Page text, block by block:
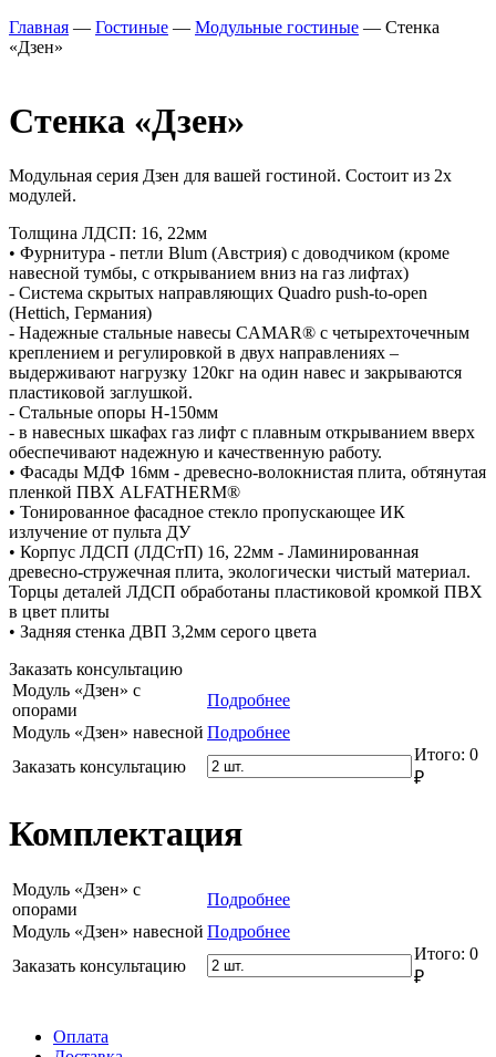
Главная — Гостиные — Модульные гостиные — Стенка
«Дзен»
Стенка «Дзен»
Модульная серия Дзен для вашей гостиной. Состоит из 2х
модулей.
Толщина ЛДСП: 16, 22мм
• Фурнитура - петли Blum (Австрия) с доводчиком (кроме
навесной тумбы, с открыванием вниз на газ лифтах)
- Система скрытых направляющих Quadro push-to-open
(Hettich, Германия)
- Надежные стальные навесы CAMAR® с четырехточечным
креплением и регулировкой в двух направлениях –
выдерживают нагрузку 120кг на один навес и закрываются
пластиковой заглушкой.
- Стальные опоры H-150мм
- в навесных шкафах газ лифт с плавным открыванием вверх
обеспечивают надежную и качественную работу.
• Фасады МДФ 16мм - древесно-волокнистая плита, обтянутая
пленкой ПВХ ALFATHERM®
• Тонированное фасадное стекло пропускающее ИК
излучение от пульта ДУ
• Корпус ЛДСП (ЛДСтП) 16, 22мм - Ламинированная
древесно-стружечная плита, экологически чистый материал.
Торцы деталей ЛДСП обработаны пластиковой кромкой ПВХ
в цвет плиты
• Задняя стенка ДВП 3,2мм серого цвета
Заказать консультацию
Модуль «Дзен» с
опорами
Подробнее
Модуль «Дзен» навесной Подробнее
Заказать консультацию
Итого: 0
₽
Комплектация
Модуль «Дзен» с
опорами
Подробнее
Модуль «Дзен» навесной Подробнее
Заказать консультацию
Итого: 0
₽
Оплата